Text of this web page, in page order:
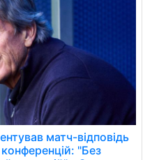
матч-відповідь
"Без